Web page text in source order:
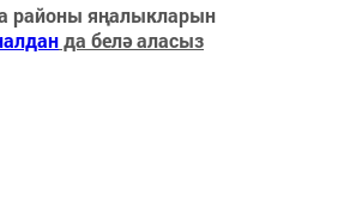
районы яңалыкларын
да белә аласыз